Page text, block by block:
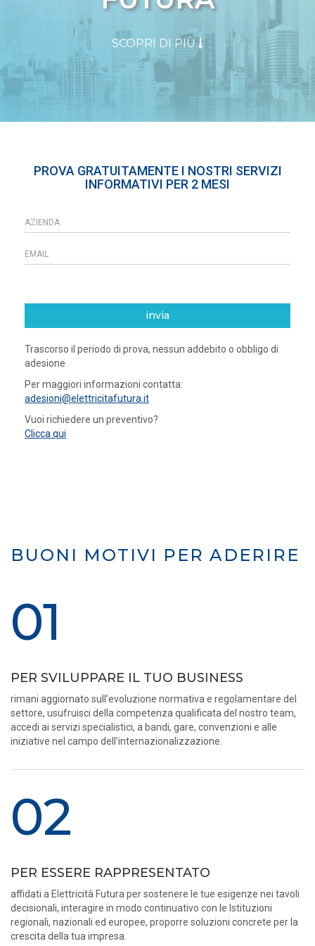
SCOPRI DI PIÙ
PROVA GRATUITAMENTE I NOSTRI SERVIZI
INFORMATIVI PER 2 MESI
invia
Trascorso il periodo di prova, nessun addebito o obbligo di
adesione
Per maggiori informazioni contatta:
adesioni@elettricitafutura.it
Vuoi richiedere un preventivo?
Clicca qui
BUONI MOTIVI PER ADERIRE
01
PER SVILUPPARE IL TUO BUSINESS
rimani aggiornato sull’evoluzione normativa e regolamentare del
settore, usufruisci della competenza qualificata del nostro team,
accedi ai servizi specialistici, a bandi, gare, convenzioni e alle
iniziative nel campo dell’internazionalizzazione.
02
PER ESSERE RAPPRESENTATO
affidati a Elettricità Futura per sostenere le tue esigenze nei tavoli
decisionali, interagire in modo continuativo con le Istituzioni
regionali, nazionali ed europee, proporre soluzioni concrete per la
crescita della tua impresa.